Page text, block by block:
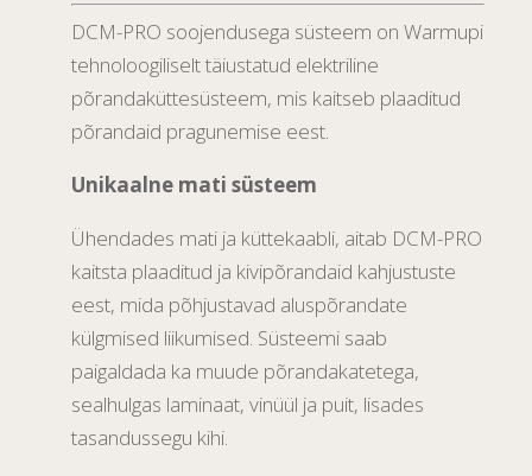
DCM-PRO soojendusega süsteem on Warmupi
tehnoloogiliselt täiustatud elektriline
põrandaküttesüsteem, mis kaitseb plaaditud
põrandaid pragunemise eest.
Unikaalne mati süsteem
Ühendades mati ja küttekaabli, aitab DCM-PRO
kaitsta plaaditud ja kivipõrandaid kahjustuste
eest, mida põhjustavad aluspõrandate
külgmised liikumised. Süsteemi saab
paigaldada ka muude põrandakatetega,
sealhulgas laminaat, vinüül ja puit, lisades
tasandussegu kihi.